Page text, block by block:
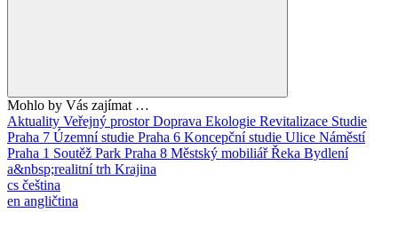
Mohlo by Vás zajímat …
Aktuality Veřejný prostorDoprava Ekologie Revitalizace Studie
Praha 7 Územní studie Praha 6 Koncepční studie Ulice Náměstí
Praha 1 Soutěž Park Praha 8 Městský mobiliářŘeka Bydlení
a&nbsp;realitní trh Krajina
cs čeština
en angličtina